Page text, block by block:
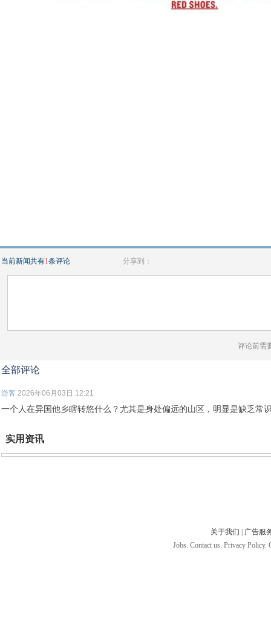
当前新闻共有1条评论 分享到：
评论前需
全部评论
游客 2026年06月03日 12:21
一个人在异国他乡瞎转悠什么？尤其是身处偏远的山区，明显是缺乏常
实用资讯
关于我们
广告服
Jobs. Contact us. Privacy